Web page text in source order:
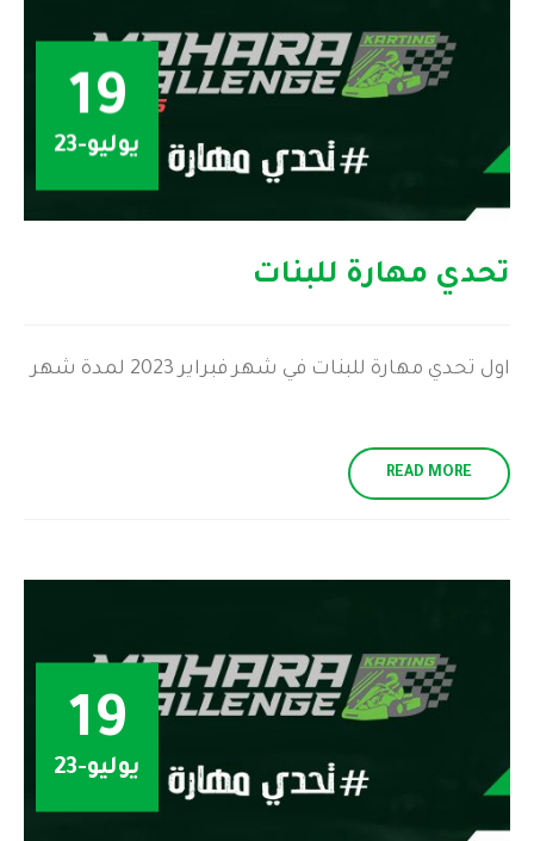
19
يوليو-23
تحدي مهارة للبنات
اول تحدي مهارة للبنات في شهر فبراير 2023 لمدة شهر
READ MORE
19
يوليو-23